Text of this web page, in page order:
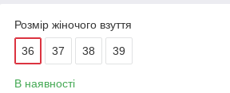
Розмір жіночого взуття
36 37 38 39
В наявності